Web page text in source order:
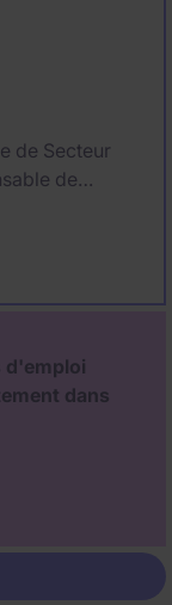
de Secteur
de
un fort
de
d'emploi
dans